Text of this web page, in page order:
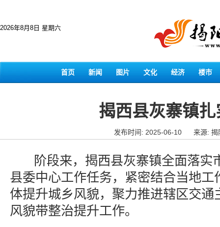
2026年8月8日 星期六
首页 新闻 图片 文化 经济 楼市
揭西县灰寨镇
发布时间: 2025-06-10 来源: 揭
阶段来，揭西县灰寨镇全面落实
县委中心工作任务，紧密结合当地工
体提升城乡风貌，聚力推进辖区交通
风貌带整治提升工作。